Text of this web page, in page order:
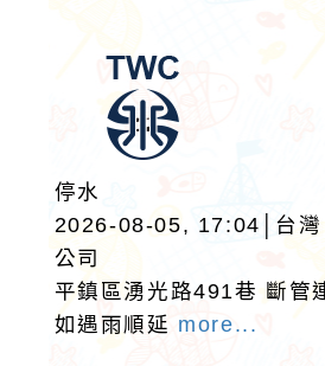
停水
2026-08-05, 17:04│台灣
公司
平鎮區湧光路491巷 斷管
如遇雨順延 more...